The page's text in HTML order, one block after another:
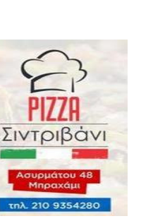
και...
04, 2026